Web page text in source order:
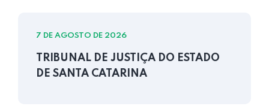
7 DE AGOSTO DE 2026
TRIBUNAL DE JUSTIÇA DO ESTADO
DE SANTA CATARINA